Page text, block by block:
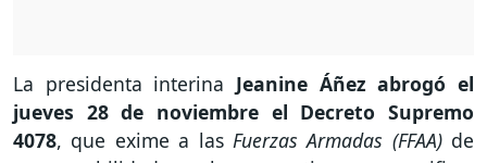
La presidenta interina Jeanine Áñez abrogó el
jueves 28 de noviembre el Decreto Supremo
4078, que exime a las Fuerzas Armadas (FFAA)de